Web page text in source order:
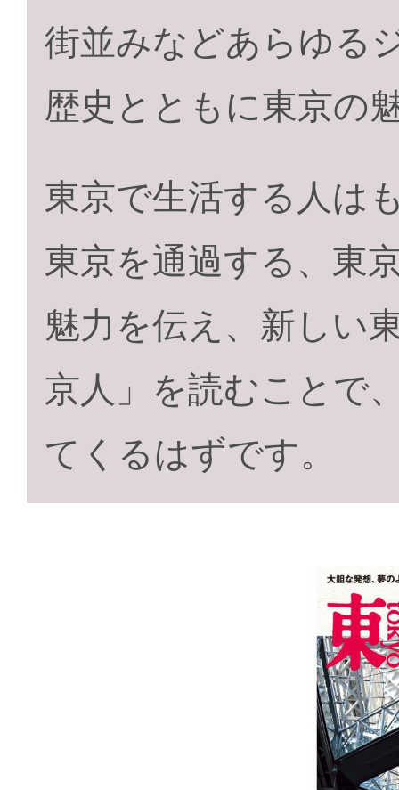
街並みなどあらゆる
歴史とともに東京の
東京で生活する人は
東京を通過する、東
魅力を伝え、新しい
京人」を読むことで
てくるはずです。